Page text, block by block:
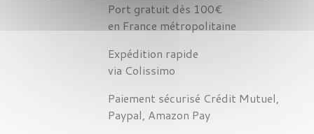
Port gratuit dès 100€
en France métropolitaine
Expédition rapide
via Colissimo
Paiement sécurisé Crédit Mutuel,
Paypal, Amazon Pay